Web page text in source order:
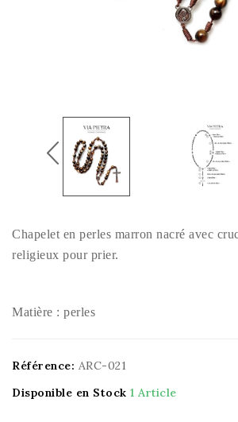
Chapelet en perles marron nacré avec
religieux pour prier.
Matière : perles
Référence: ARC-021
Disponible en Stock 1 Article